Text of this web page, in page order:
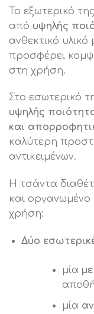
Το εξωτερικό
από υψηλής
ανθεκτικό
προσφέρει
στη χρήση.
Στο εσωτερικό
υψηλής
και
καλύτερη
αντικειμένων.
Η τσάντα
και οργανωμένο
χρήση:
Δύο
μία
μία